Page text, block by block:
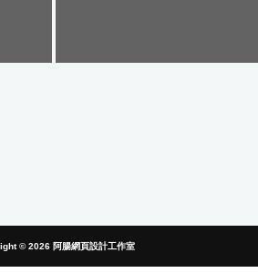
© 2026 阿腸網頁設計工作室